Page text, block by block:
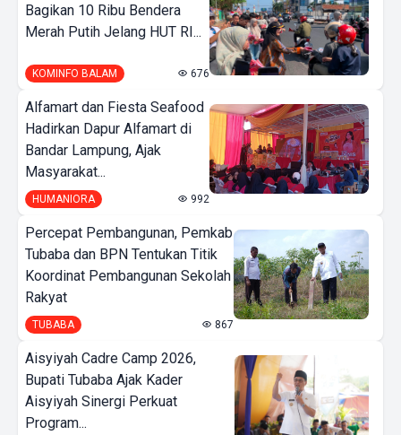
Bagikan 10 Ribu Bendera
Merah Putih Jelang HUT RI...
KOMINFO BALAM 676
Alfamart dan Fiesta Seafood
Hadirkan Dapur Alfamart di
Bandar Lampung, Ajak
Masyarakat...
HUMANIORA 992
Percepat Pembangunan, Pemkab
Tubaba dan BPN Tentukan Titik
Koordinat Pembangunan Sekolah
Rakyat
TUBABA 867
Aisyiyah Cadre Camp 2026,
Bupati Tubaba Ajak Kader
Aisyiyah Sinergi Perkuat
Program...